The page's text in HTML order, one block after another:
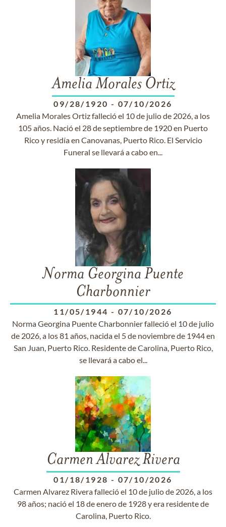
Amelia Morales Ortiz
09/28/1920 - 07/10/2026
Amelia Morales Ortiz falleció el 10 de julio de 2026, a los
105 años. Nació el 28 de septiembre de 1920 en Puerto
Rico y residía en Canovanas, Puerto Rico. El Servicio
Funeral se llevará a cabo en...
Norma Georgina Puente
Charbonnier
11/05/1944 - 07/10/2026
Norma Georgina Puente Charbonnier falleció el 10 de julio
de 2026, a los 81 años, nacida el 5 de noviembre de 1944 en
San Juan, Puerto Rico. Residente de Carolina, Puerto Rico,
se llevará a cabo el...
Carmen Alvarez Rivera
01/18/1928 - 07/10/2026
Carmen Alvarez Rivera falleció el 10 de julio de 2026, a los
98 años; nació el 18 de enero de 1928 y era residente de
Carolina, Puerto Rico.